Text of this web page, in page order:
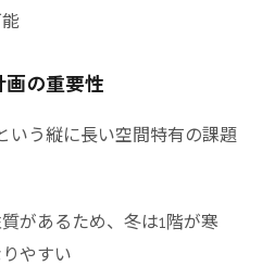
の重要性
いう縦に長い空間特有の課題
があるため、冬は1階が寒
やすい